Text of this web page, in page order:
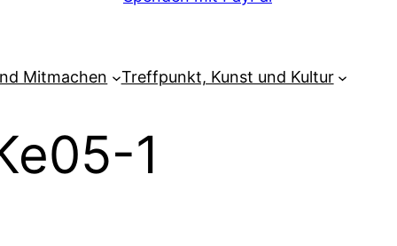
Mitmachen Treffpunkt, Kunst und Kultur
1